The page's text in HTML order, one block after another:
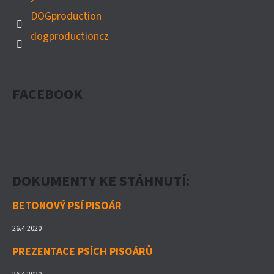
DOGproduction
dogproductioncz
FACEBOOK
DOKUMENTY KE STÁHNUTÍ:
BETONOVÝ PSÍ PISOÁR
26.4.2020
PREZENTACE PSÍCH PISOÁRŮ